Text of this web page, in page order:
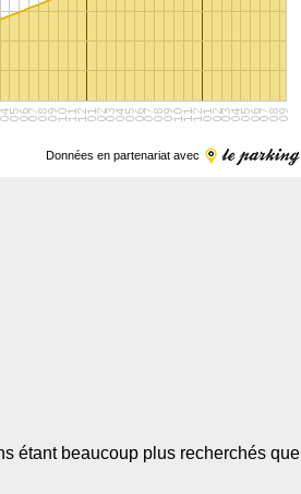
Données en partenariat avec
étant beaucoup plus recherchés que